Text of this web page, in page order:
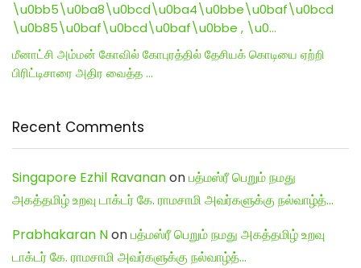
\u0bb5\u0ba8\u0bcd\u0ba4\u0bbe\u0baf\u0bcd
\u0b85\u0baf\u0bcd\u0baf\u0bbe , \u0…
மீனாட்சி அம்மன் கோவில் கோபுரத்தில் தேசியக் கொடியை ஏற்றி
பிரிட்டிசாரை அதிர வைத்த …
Recent Comments
Singapore Ezhil Ravananonபத்மஸ்ரீ பெறும் நமது
அகத்தமிழ் உறவு டாக்டர் கே. ராமசாமி அவர்களுக்கு நல்வாழ்த்…
Prabhakaran Nonபத்மஸ்ரீ பெறும் நமது அகத்தமிழ் உறவு
டாக்டர் கே. ராமசாமி அவர்களுக்கு நல்வாழ்த்…